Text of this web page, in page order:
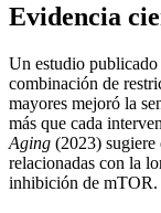
Evidencia
Un estudio publicado
combinación de
mayores mejoró la
más que cada
Aging (2023) sugiere
relacionadas con la
inhibición de mTOR.